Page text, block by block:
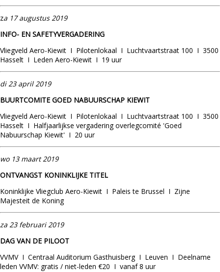
za 17 augustus 2019
INFO- EN SAFETYVERGADERING
Vliegveld Aero-Kiewit I Pilotenlokaal I Luchtvaartstraat 100 I 3500
Hasselt I Leden Aero-Kiewit I 19 uur
di 23 april 2019
BUURTCOMITE GOED NABUURSCHAP KIEWIT
Vliegveld Aero-Kiewit I Pilotenlokaal I Luchtvaartstraat 100 I 3500
Hasselt I Halfjaarlijkse vergadering overlegcomité 'Goed
Nabuurschap Kiewit' I 20 uur
wo 13 maart 2019
ONTVANGST KONINKLIJKE TITEL
Koninklijke Vliegclub Aero-Kiewit I Paleis te Brussel I Zijne
Majesteit de Koning
za 23 februari 2019
DAG VAN DE PILOOT
VVMV I Centraal Auditorium Gasthuisberg I Leuven I Deelname
leden VVMV: gratis / niet-leden €20 I vanaf 8 uur